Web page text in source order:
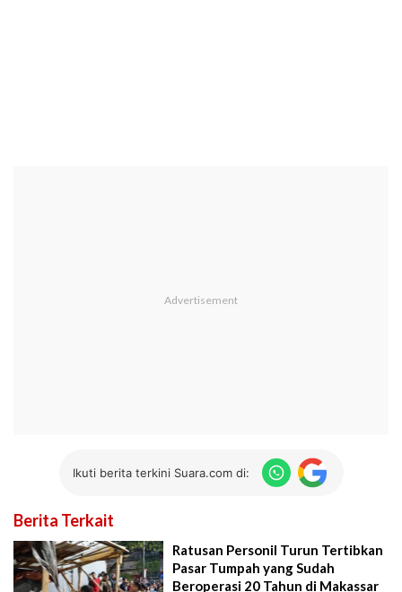
Ikuti berita terkini Suara.com di:
Berita Terkait
Ratusan Personil Turun Tertibkan
Pasar Tumpah yang Sudah
Beroperasi 20 Tahun di Makassar